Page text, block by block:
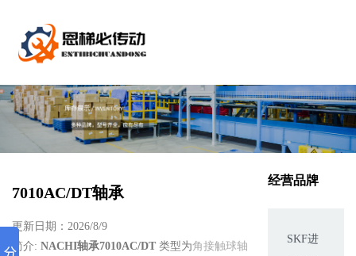
7010AC/DT轴承
更新日期：2026/8/9
简介: NACHI轴承7010AC/DT 类型为角接触球轴
经营品牌
SKF进